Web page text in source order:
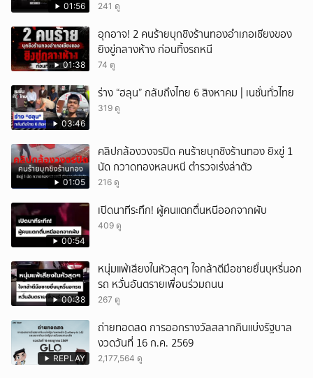
01:56 241 ดู
01:38
อุกอาจ! 2 คนร้ายบุกชิงร้านทองอำเภอเชียงของ
ยิงขู่กลางห้าง ก่อนทิ้งรถหนี
74 ดู
03:46
ร่าง “ฮลุน” กลับถึงไทย 6 สิงหาคม | เนชั่นทั่วไทย
319 ดู
01:05
คลิปกล้องวงจรปิด คนร้ายบุกชิงร้านทอง ยิxขู่ 1
นัด กวาดทองหลบหนี ตำรวจเร่งล่าตัว
216 ดู
00:54
เปิดนาทีระทึก! ผู้คนแตกตื่นหนีออกจากผับ
409 ดู
00:38
หนุ่มแพ้เสียงในหัวสุดๆ ใจกล้าตีมือชายยื่นบุหรี่นอก
รถ หวั่นอันตรายเพื่อนร่วมถนน
267 ดู
REPLAY
ถ่ายทอดสด การออกรางวัลสลากกินแบ่งรัฐบาล
งวดวันที่ 16 ก.ค. 2569
2,177,564 ดู